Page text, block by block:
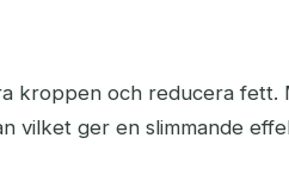
kroppen och reducera fett.
vilket ger en slimmande